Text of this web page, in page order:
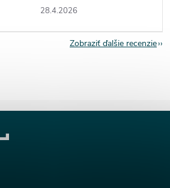
28.4.2026
Zobraziť ďalšie recenzie